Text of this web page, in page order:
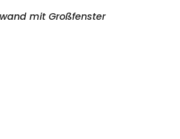
mit Großfenster